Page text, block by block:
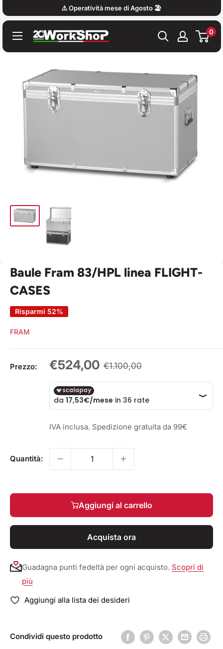
al
contenuto
⚠️ Operatività mese di Agosto 🏖️
Work
0
Baule Fram 83/HPL linea FLIGHT-
CASES
Risparmi 52%
FRAM
Prezzo:
Prezzo
€524,00 Prezzo
€1.100,00
IVA inclusa. Spedizione gratuita da 99€
Quantità:
Aggiungi al carrello
Acquista ora
Guadagna punti fedeltà per ogni acquisto. Scopri di
più
Aggiungi alla lista dei desideri
Condividi questo prodotto